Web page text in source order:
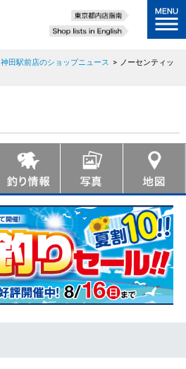
神田駅前店のショップニュース > ノーセンティッ